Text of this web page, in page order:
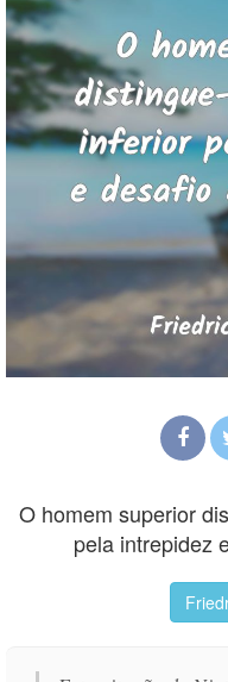
O homem superior
pela intrepidez